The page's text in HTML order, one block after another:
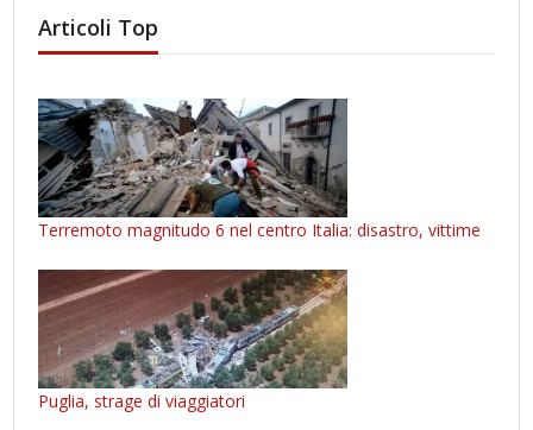
Articoli Top
Terremoto magnitudo 6 nel centro Italia: disastro, vittime
Puglia, strage di viaggiatori